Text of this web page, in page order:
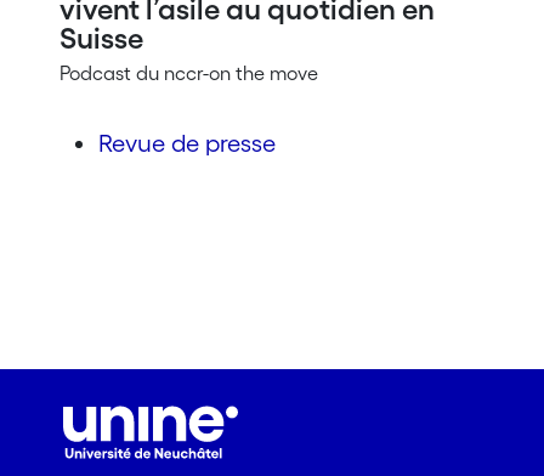
vivent l’asile au quotidien en
Suisse
Podcast du nccr-on the move
Revue de presse